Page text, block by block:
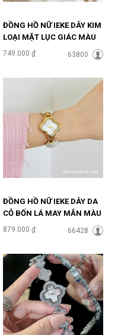
ĐỒNG HỒ NỮ IEKE DÂY KIM
LOẠI MẶT LỤC GIÁC MÀU
TRẮNG ĐHĐ48501
749.000 ₫ 63800
ĐỒNG HỒ NỮ IEKE DÂY DA
CỎ BỐN LÁ MAY MẮN MÀU
TRẮNG ĐHĐ48702
879.000 ₫ 66428